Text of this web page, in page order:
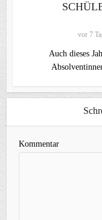
vor 7
Auch dieses
Kommentar